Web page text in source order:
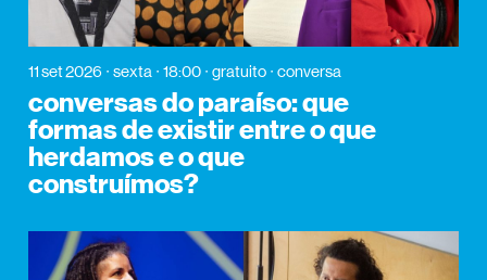
11 set 2026 sexta 18:00 gratuito conversa
conversas do paraíso: que
formas de existir entre o que
herdamos e o que
construímos?